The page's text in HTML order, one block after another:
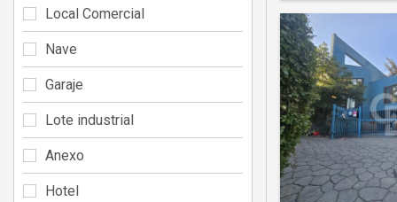
Local Comercial
Nave
Garaje
Lote industrial
Anexo
Hotel